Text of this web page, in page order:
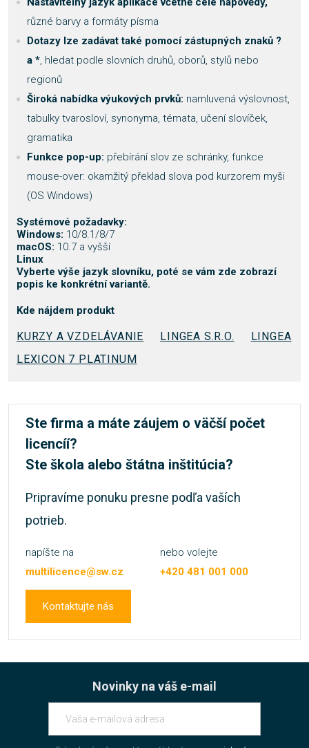
různé barvy a formáty písma
Dotazy lze zadávat také pomocí zástupných znaků ?
a *, hledat podle slovních druhů, oborů, stylů nebo
regionů
Široká nabídka výukových prvků: namluvená výslovnost,
tabulky tvarosloví, synonyma, témata, učení slovíček,
gramatika
Funkce pop-up: přebírání slov ze schránky, funkce
mouse-over: okamžitý překlad slova pod kurzorem myši
(OS Windows)
Systémové požadavky:
Windows: 10/8.1/8/7
macOS: 10.7 a vyšší
Linux
Vyberte výše jazyk slovníku, poté se vám zde zobrazí
popis ke konkrétní variantě.
Kde nájdem produkt
KURZY A VZDELÁVANIE LINGEA S.R.O.
LINGEA
LEXICON 7 PLATINUM
Ste firma a máte záujem o väčší počet
licencíí?
Ste škola alebo štátna inštitúcia?
Pripravíme ponuku presne podľa vaších
potrieb.
napíšte na
multilicence@sw.cz
nebo volejte
+420 481 001 000
Kontaktujte nás
Novinky na váš e-mail